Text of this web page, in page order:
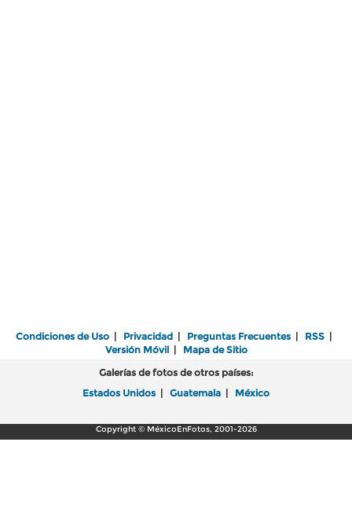
Condiciones de Uso | Privacidad | Preguntas Frecuentes | RSS |
Versión Móvil| Mapa de Sitio
Galerías de fotos de otros países:
Estados Unidos | Guatemala | México
Copyright © MéxicoEnFotos, 2001-2026